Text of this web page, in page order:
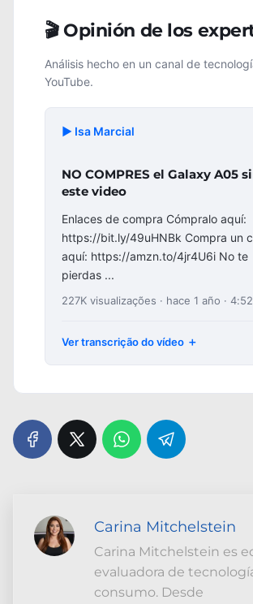
🎬 Opinión de los
Análisis hecho en un canal de
YouTube.
▶️ Isa Marcial
NO COMPRES el Galaxy A05
este video
Enlaces de compra Cómpralo aquí:
https://bit.ly/49uHNBk Compra un
aquí: https://amzn.to/4jr4U6i No te
pierdas ...
227K visualizações · hace 1 año · 4:52
Ver transcrição do vídeo
Carina Mitchelstein
Carina Mitchelstein es
evaluadora de
consumo. Desde